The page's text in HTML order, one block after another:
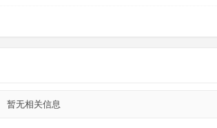
暂无相关信息